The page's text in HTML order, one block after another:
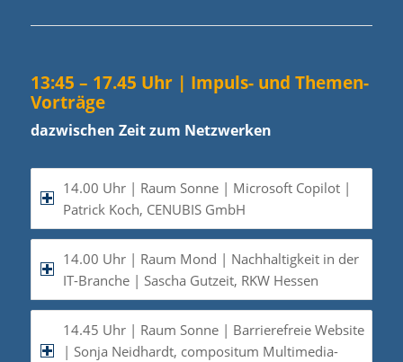
13:45 – 17.45 Uhr | Impuls- und Themen-
Vorträge
dazwischen Zeit zum Netzwerken
14.00 Uhr | Raum Sonne | Microsoft Copilot |
Patrick Koch, CENUBIS GmbH
14.00 Uhr | Raum Mond | Nachhaltigkeit in der
IT-Branche | Sascha Gutzeit, RKW Hessen
14.45 Uhr | Raum Sonne | Barrierefreie Website
| Sonja Neidhardt, compositum Multimedia-